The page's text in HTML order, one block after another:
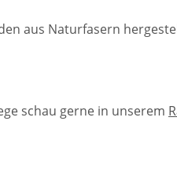
aus Naturfasern
schau gerne in unserem